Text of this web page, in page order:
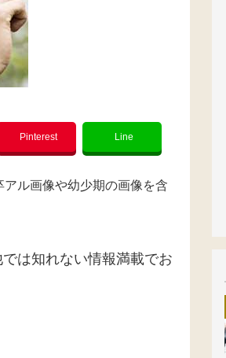
Pinterest Line
ル画像や幼少期の画像を含
は知れない情報満載でお